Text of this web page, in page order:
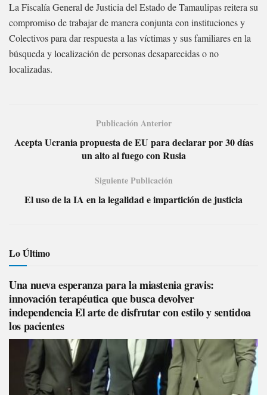
La Fiscalía General de Justicia del Estado de Tamaulipas reitera su
compromiso de trabajar de manera conjunta con instituciones y
Colectivos para dar respuesta a las víctimas y sus familiares en la
búsqueda y localización de personas desaparecidas o no
localizadas.
Publicación Anterior
Acepta Ucrania propuesta de EU para declarar por 30 días
un alto al fuego con Rusia
Siguiente Publicación
El uso de la IA en la legalidad e impartición de justicia
Lo Último
Una nueva esperanza para la miastenia gravis:
innovación terapéutica que busca devolver
independencia El arte de disfrutar con estilo y sentidoa
los pacientes